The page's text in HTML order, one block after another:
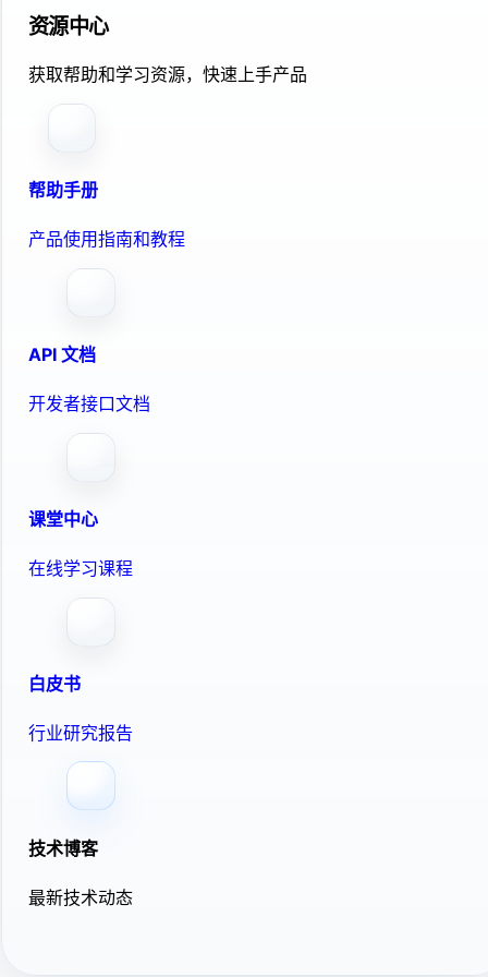
资源中心
获取帮助和学习资源，快速上手产品
帮助手册
产品使用指南和教程
API 文档
开发者接口文档
课堂中心
在线学习课程
白皮书
行业研究报告
技术博客
最新技术动态